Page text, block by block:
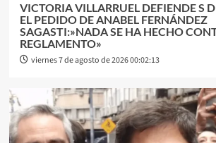
VICTORIA VILLARRUEL DEFIENDE S
EL PEDIDO DE ANABEL FERNÁNDEZ
SAGASTI:»NADA SE HA HECHO
REGLAMENTO»
viernes 7 de agosto de 2026 00:02:13